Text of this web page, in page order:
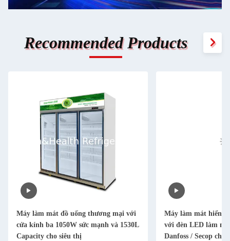
Recommended Products
Máy làm mát đồ uống thương mại với
cửa kính ba 1050W sức mạnh và 1530L
Capacity cho siêu thị
Máy làm mát hiển
với đèn LED làm
Danfoss / Secop cho